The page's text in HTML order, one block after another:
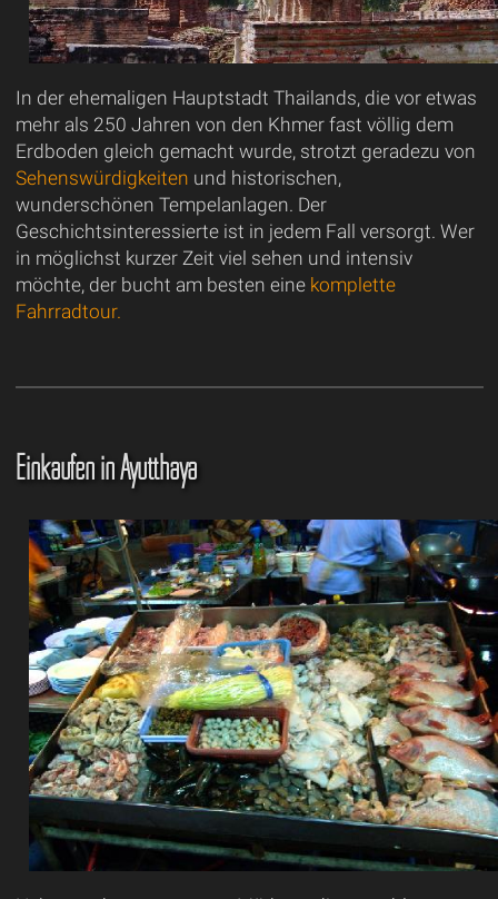
In der ehemaligen Hauptstadt Thailands, die vor etwas
mehr als 250 Jahren von den Khmer fast völlig dem
Erdboden gleich gemacht wurde, strotzt geradezu von
Sehenswürdigkeiten und historischen,
wunderschönen Tempelanlagen. Der
Geschichtsinteressierte ist in jedem Fall versorgt. Wer
in möglichst kurzer Zeit viel sehen und intensiv
möchte, der bucht am besten eine komplette
Fahrradtour.
Einkaufen in Ayutthaya